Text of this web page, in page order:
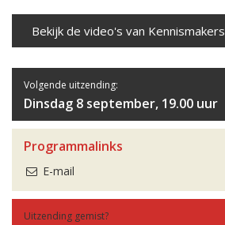
Bekijk de video's van Kennismakers
Volgende uitzending:
Dinsdag 8 september, 19.00 uur
Programmalinks
E-mail
Uitzending gemist?